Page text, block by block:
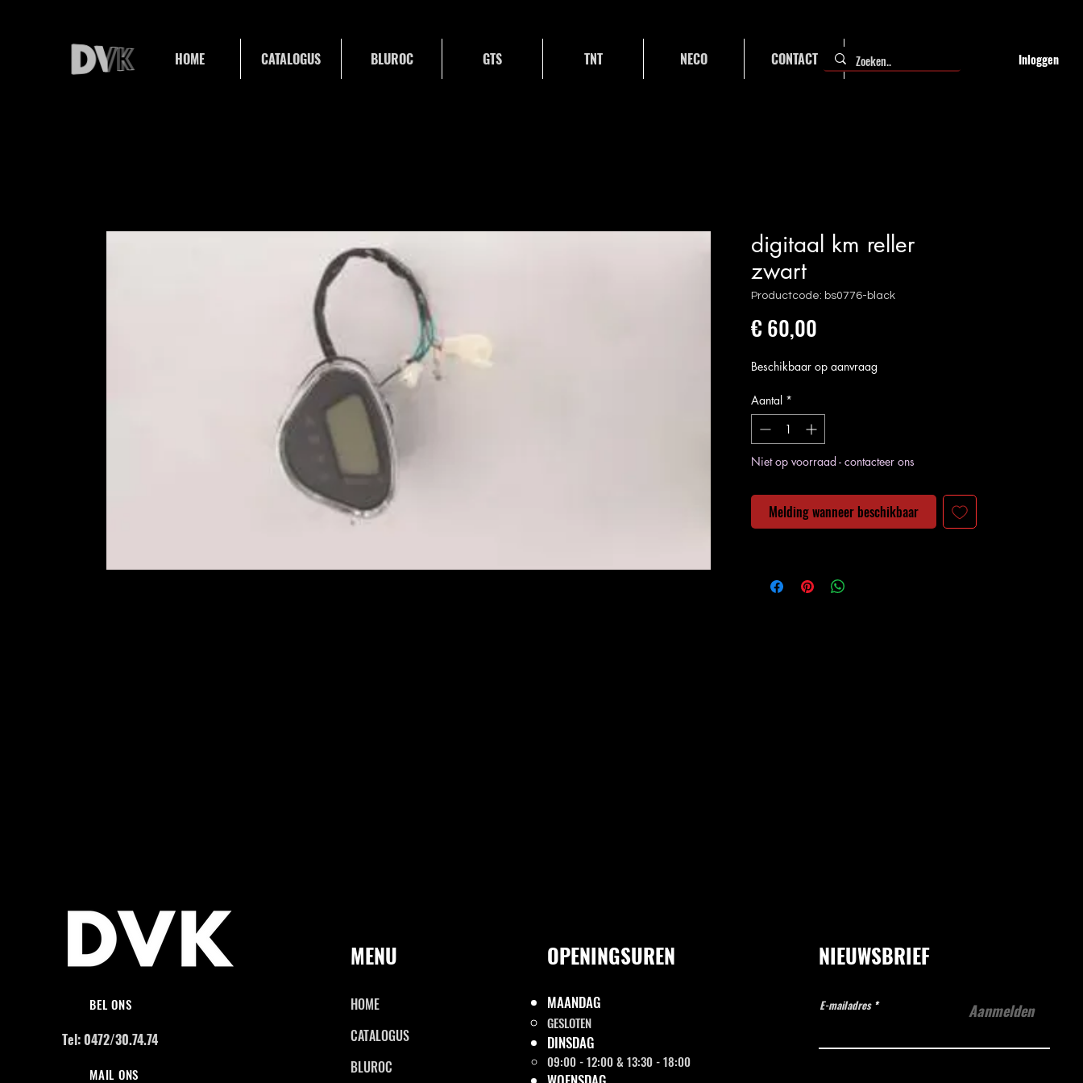
HOME CATALOGUS BLUROC GTS TNT NECO CONTACT FAQ Inloggen
digitaal km reller
zwart
Productcode: bs0776-black
€ 60,00
Beschikbaar op aanvraag
Aantal *
Niet op voorraad - contacteer ons
Melding wanneer beschikbaar
BEL ONS
Tel: 0472/30.74.74
MAIL ONS
MENU
HOME
CATALOGUS
BLUROC
OPENINGSUREN NIEUWSBRIEF
E-mailadres Aanmelden
MAANDAG
GESLOTEN
DINSDAG
09:00 - 12:00 & 13:30 - 18:00